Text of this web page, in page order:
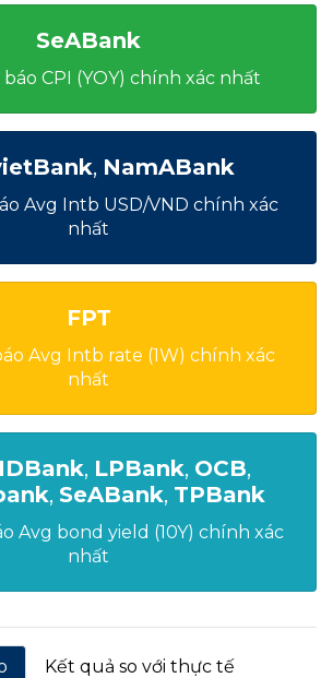
SeABank
CPI (YOY) chính xác nhất
, NamABank
Avg Intb USD/VND chính xác
nhất
FPT
Avg Intb rate (1W) chính xác
nhất
, LPBank, OCB,
, SeABank, TPBank
Avg bond yield (10Y) chính xác
nhất
Kết quả so với thực tế